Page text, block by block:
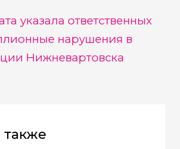
указала ответственных
нарушения в
Нижневартовска
также